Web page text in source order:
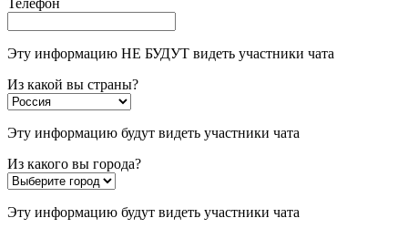
Эту информацию НЕ БУДУТ видеть участники чата
Из какой вы страны?
Эту информацию будут видеть участники чата
Из какого вы города?
Эту информацию будут видеть участники чата